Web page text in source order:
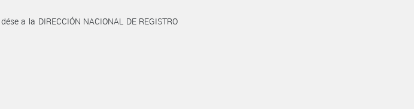
a la DIRECCIÓN NACIONAL DE REGISTRO